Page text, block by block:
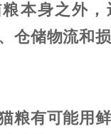
本身之外
仓储物流和
粮有可能用